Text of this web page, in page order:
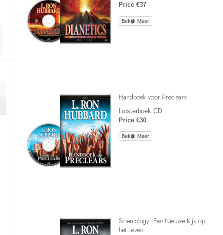
Price €37
Bekijk Meer
Handboek voor Preclears
Luisterboek CD
Price €30
Bekijk Meer
Scientology: Een Nieuwe Kijk op
het Leven